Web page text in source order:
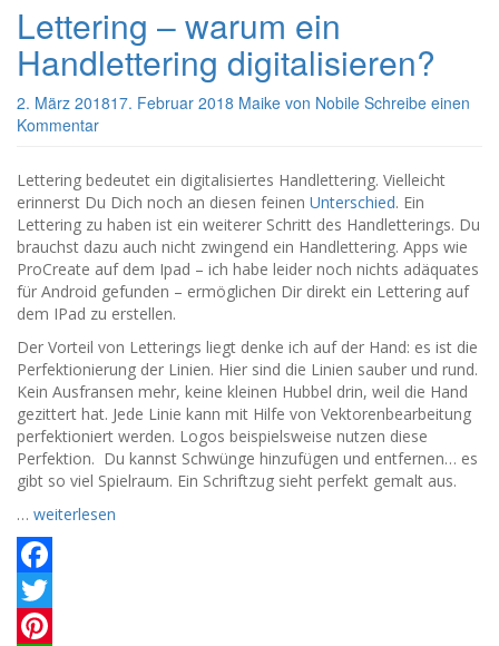
Lettering – warum ein
Handlettering digitalisieren?
2. März 201817. Februar 2018 Maike von Nobile Schreibe einen
Kommentar
Lettering bedeutet ein digitalisiertes Handlettering. Vielleicht
erinnerst Du Dich noch an diesen feinen Unterschied. Ein
Lettering zu haben ist ein weiterer Schritt des Handletterings. Du
brauchst dazu auch nicht zwingend ein Handlettering. Apps wie
ProCreate auf dem Ipad – ich habe leider noch nichts adäquates
für Android gefunden – ermöglichen Dir direkt ein Lettering auf
dem IPad zu erstellen.
Der Vorteil von Letterings liegt denke ich auf der Hand: es ist die
Perfektionierung der Linien. Hier sind die Linien sauber und rund.
Kein Ausfransen mehr, keine kleinen Hubbel drin, weil die Hand
gezittert hat. Jede Linie kann mit Hilfe von Vektorenbearbeitung
perfektioniert werden. Logos beispielsweise nutzen diese
Perfektion. Du kannst Schwünge hinzufügen und entfernen… es
gibt so viel Spielraum. Ein Schriftzug sieht perfekt gemalt aus.
… weiterlesen
Facebook
Twitter